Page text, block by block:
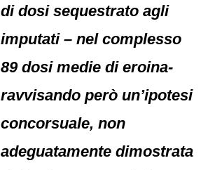
di dosi sequestrato agli
imputati – nel complesso
89 dosi medie di eroina-
ravvisando però un’ipotesi
concorsuale, non
adeguatamente dimostrata